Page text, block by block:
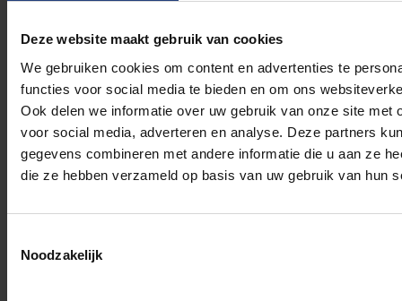
Deze website maakt gebruik van cookies
We gebruiken cookies om content en advertenties te
functies voor social media te bieden en om ons
Ook delen we informatie over uw gebruik van onze site met
voor social media, adverteren en analyse. Deze partners
gegevens combineren met andere informatie die u aan ze
die ze hebben verzameld op basis van uw gebruik van hun
Noodzakelijk
Faculteit
(wordt aangevuld
zodra bekend)
Examencommissie